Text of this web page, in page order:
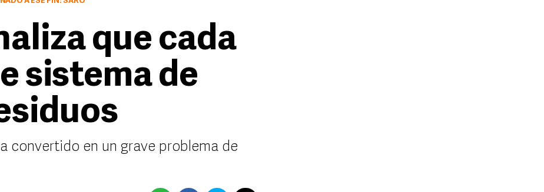
que cada
sistema de
convertido en un grave problema de